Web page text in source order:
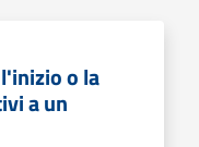
o la
a un